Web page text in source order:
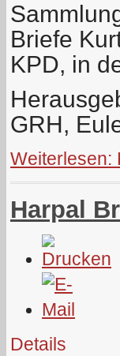
Briefe
KPD, in
GRH,
Weiterlesen:
Harpal
Details